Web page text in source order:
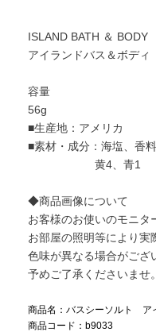
ISLAND BATH ＆ BODY
アイランドバス＆ボディ
容量
56g
■生産地：アメリカ
■素材・成分：海塩、香
黄4、青1
◆商品画像について
お客様のお使いのモニタ
お部屋の照明等により実
色味が異なる場合がござ
予めご了承くださいませ。
商品名：バスシーソルト ア
商品コード：b9033